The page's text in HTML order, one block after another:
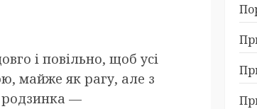
і повільно, щоб усі
майже як рагу, але з
родзинка —